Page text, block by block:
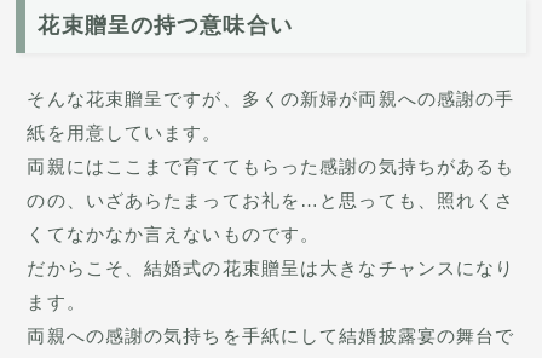
花束贈呈の持つ意味合い
そんな花束贈呈ですが、多くの新婦が両親への感謝の手
紙を用意しています。
両親にはここまで育ててもらった感謝の気持ちがあるも
のの、いざあらたまってお礼を…と思っても、照れくさ
くてなかなか言えないものです。
だからこそ、結婚式の花束贈呈は大きなチャンスになり
ます。
両親への感謝の気持ちを手紙にして結婚披露宴の舞台で